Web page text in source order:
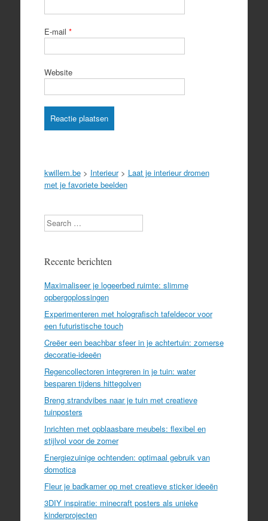
E-mail *
Website
kwillem.be> Interieur> Laat je interieur dromen
met je favoriete beelden
Search
Recente berichten
Maximaliseer je logeerbed ruimte: slimme
opbergoplossingen
Experimenteren met holografisch tafeldecor voor
een futuristische touch
Creëer een beachbar sfeer in je achtertuin: zomerse
decoratie-ideeën
Regencollectoren integreren in je tuin: water
besparen tijdens hittegolven
Breng strandvibes naar je tuin met creatieve
tuinposters
Inrichten met opblaasbare meubels: flexibel en
stijlvol voor de zomer
Energiezuinige ochtenden: optimaal gebruik van
domotica
Fleur je badkamer op met creatieve sticker ideeën
3DIY inspiratie: minecraft posters als unieke
kinderprojecten